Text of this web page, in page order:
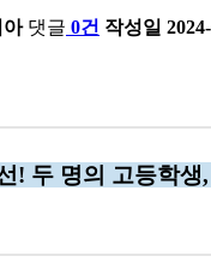
아 댓글 0건 작성일
! 두 명의 고등학생,